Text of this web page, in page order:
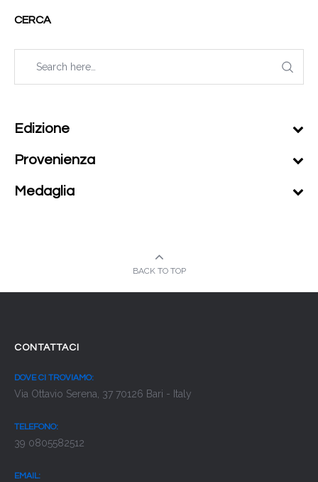
CERCA
Edizione
Provenienza
Medaglia
BACK TO TOP
CONTATTACI
DOVE CI TROVIAMO:
Via Ottavio Serena, 37 70126 Bari - Italy
TELEFONO:
39 0805582512
EMAIL: